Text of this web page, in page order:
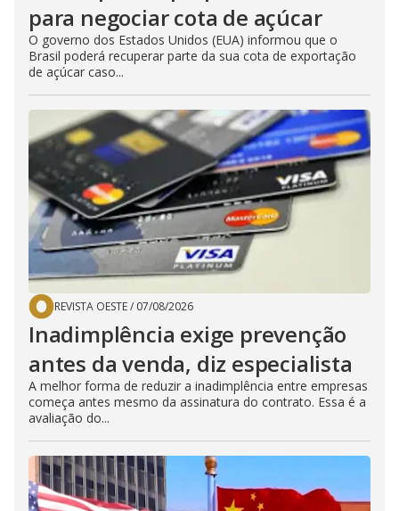
para negociar cota de açúcar
O governo dos Estados Unidos (EUA) informou que o
Brasil poderá recuperar parte da sua cota de exportação
de açúcar caso...
REVISTA OESTE/ 07/08/2026
Inadimplência exige prevenção
antes da venda, diz especialista
A melhor forma de reduzir a inadimplência entre empresas
começa antes mesmo da assinatura do contrato. Essa é a
avaliação do...